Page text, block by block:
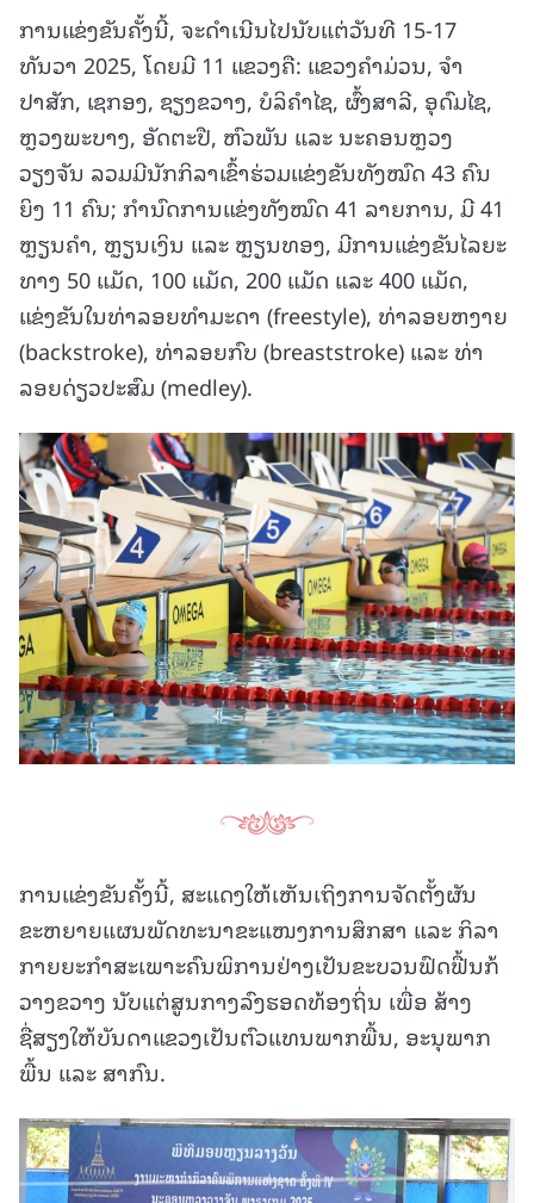
ການແຂ່ງຂັນຄັ້ງນີ້, ຈະດໍາເນີນໄປນັບແຕ່ວັນທີ 15-17
ທັນວາ 2025, ໂດຍມີ 11 ແຂວງຄື: ແຂວງຄໍາມ່ວນ, ຈໍາ
ປາສັກ, ເຊກອງ, ຊຽງຂວາງ, ບໍລິຄຳໄຊ, ຜົ້ງສາລີ, ອຸດົມໄຊ,
ຫຼວງພະບາງ, ອັດຕະປື, ຫົວພັນ ແລະ ນະຄອນຫຼວງ
ວຽງຈັນ ລວມມີນັກກິລາເຂົ້າຮ່ວມແຂ່ງຂັນທັງໝົດ 43 ຄົນ
ຍິງ 11 ຄົນ; ກຳນົດການແຂ່ງທັງໝົດ 41 ລາຍການ, ມີ 41
ຫຼຽນຄໍາ, ຫຼຽນເງິນ ແລະ ຫຼຽນທອງ, ມີການແຂ່ງຂັນໄລຍະ
ທາງ 50 ແມັດ, 100 ແມັດ, 200 ແມັດ ແລະ 400 ແມັດ,
ແຂ່ງຂັນໃນທ່າລອຍທຳມະດາ (freestyle), ທ່າລອຍຫງາຍ
(backstroke), ທ່າລອຍກົບ (breaststroke) ແລະ ທ່າ
ລອຍດ່ຽວປະສົມ (medley).
ການແຂ່ງຂັນຄັ້ງນີ້, ສະແດງໃຫ້ເຫັນເຖິງການຈັດຕັ້ງຜັນ
ຂະຫຍາຍແຜນພັດທະນາຂະແໜງການສຶກສາ ແລະ ກິລາ
ກາຍຍະກຳສະເພາະຄົນພິການຢ່າງເປັນຂະບວນຟົດຟື້ນກ້
ວາງຂວາງ ນັບແຕ່ສູນກາງລົງຮອດທ້ອງຖິ່ນ ເພື່ອ ສ້າງ
ຊື່ສຽງໃຫ້ບັນດາແຂວງເປັນຕົວແທນພາກພື້ນ, ອະນຸພາກ
ພື້ນ ແລະ ສາກົນ.